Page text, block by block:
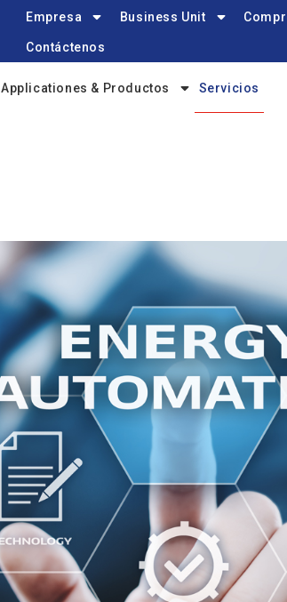
Main
Empresa Business Unit
Contáctenos
Menu
Applicationes & Productos Servicios